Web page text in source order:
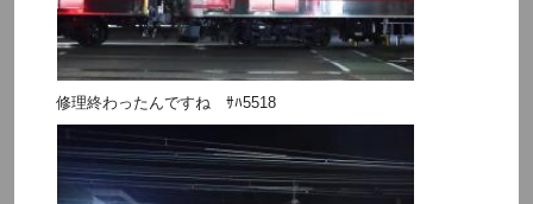
修理終わったんですね ｻﾊ5518